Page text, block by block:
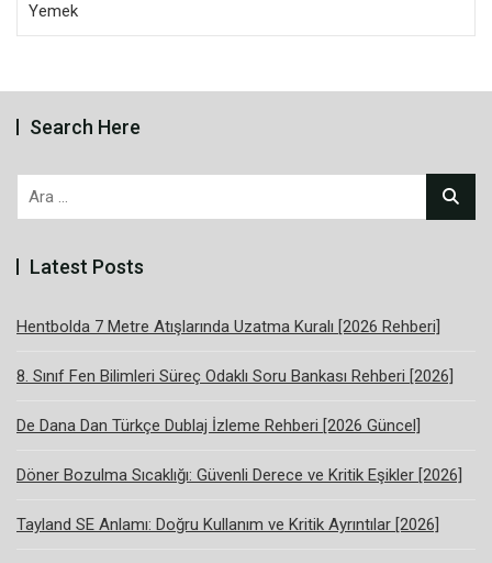
Yemek
Search Here
Arama:
Latest Posts
Hentbolda 7 Metre Atışlarında Uzatma Kuralı [2026 Rehberi]
8. Sınıf Fen Bilimleri Süreç Odaklı Soru Bankası Rehberi [2026]
De Dana Dan Türkçe Dublaj İzleme Rehberi [2026 Güncel]
Döner Bozulma Sıcaklığı: Güvenli Derece ve Kritik Eşikler [2026]
Tayland SE Anlamı: Doğru Kullanım ve Kritik Ayrıntılar [2026]